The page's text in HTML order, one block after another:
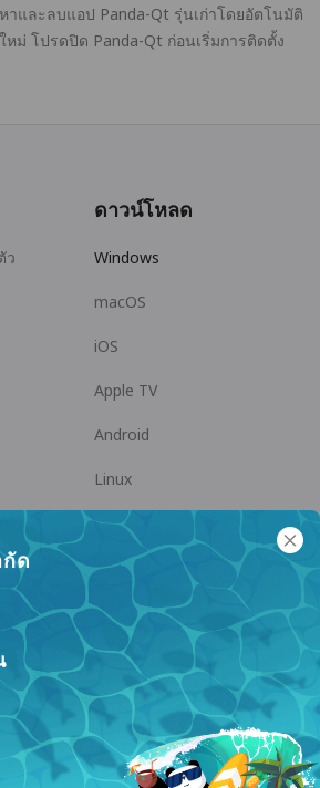
าและลบแอป Panda-Qt รุ่นเก่าโดยอัตโนมัติ
หม่ โปรดปิด Panda-Qt ก่อนเริ่มการติดตั้ง
กัด
ว
ดาวน์โหลด
Windows
macOS
iOS
Apple TV
Android
Linux
Android TV
ความร่วมมือ
เป็นพันธมิตร